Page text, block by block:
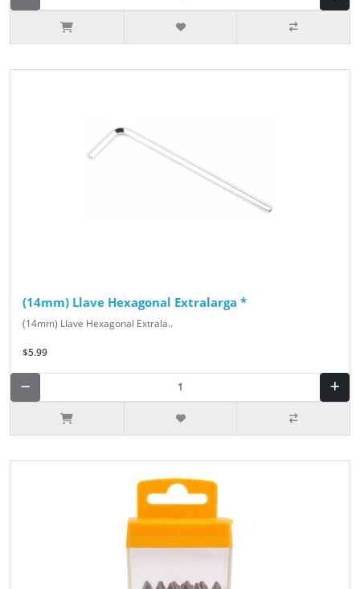
(14mm) Llave Hexagonal Extralarga *
(14mm) Llave Hexagonal Extrala..
$5.99